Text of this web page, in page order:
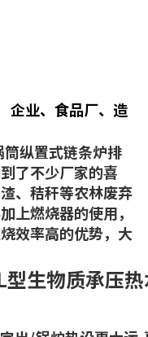
企业、食品厂、造
筒纵置式链条炉排
了不少厂家的喜
、秸秆等农林废弃
上燃烧器的使用，
效率高的优势，大
承压